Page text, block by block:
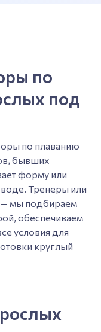
по
под
по плаванию
бывших
форму или
воде. Тренеры или
— мы подбираем
обеспечиваем
условия для
круглый